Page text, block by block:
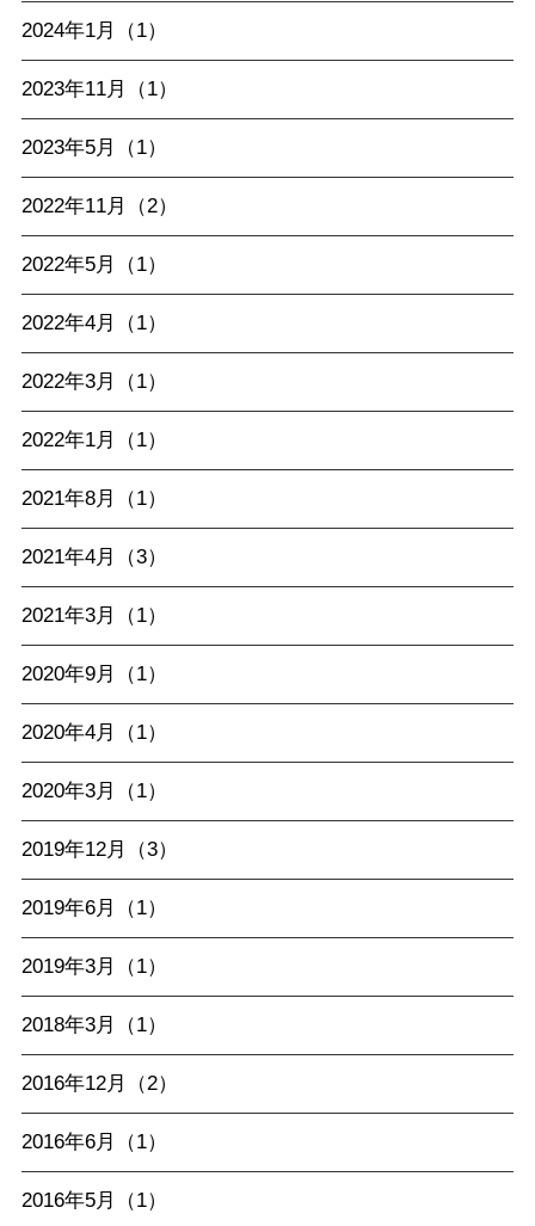
2024年1月（1）
2023年11月（1）
2023年5月（1）
2022年11月（2）
2022年5月（1）
2022年4月（1）
2022年3月（1）
2022年1月（1）
2021年8月（1）
2021年4月（3）
2021年3月（1）
2020年9月（1）
2020年4月（1）
2020年3月（1）
2019年12月（3）
2019年6月（1）
2019年3月（1）
2018年3月（1）
2016年12月（2）
2016年6月（1）
2016年5月（1）